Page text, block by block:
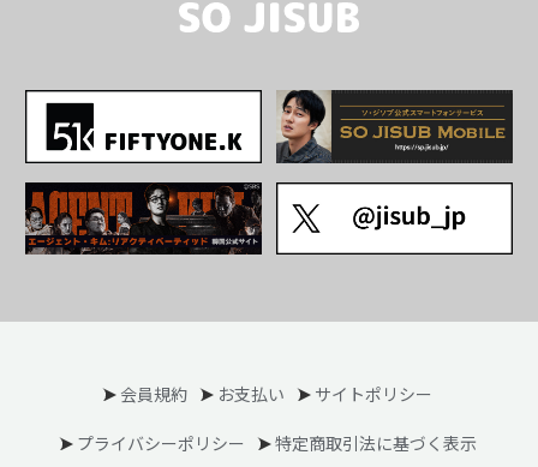
会員規約 お支払い サイトポリシー
プライバシーポリシー 特定商取引法に基づく表示